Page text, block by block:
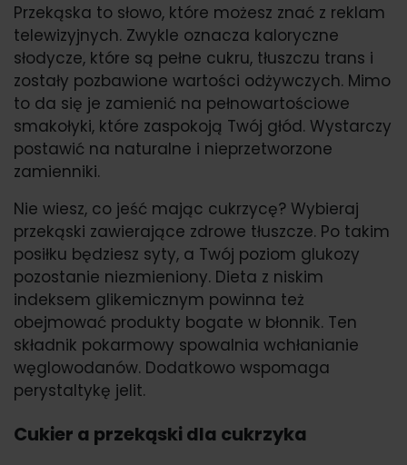
Przekąska to słowo, które możesz znać z reklam
telewizyjnych. Zwykle oznacza kaloryczne
słodycze, które są pełne cukru, tłuszczu trans i
zostały pozbawione wartości odżywczych. Mimo
to da się je zamienić na pełnowartościowe
smakołyki, które zaspokoją Twój głód. Wystarczy
postawić na naturalne i nieprzetworzone
zamienniki.
Nie wiesz, co jeść mając cukrzycę? Wybieraj
przekąski zawierające zdrowe tłuszcze. Po takim
posiłku będziesz syty, a Twój poziom glukozy
pozostanie niezmieniony. Dieta z niskim
indeksem glikemicznym powinna też
obejmować produkty bogate w błonnik. Ten
składnik pokarmowy spowalnia wchłanianie
węglowodanów. Dodatkowo wspomaga
perystaltykę jelit.
Cukier a przekąski dla cukrzyka